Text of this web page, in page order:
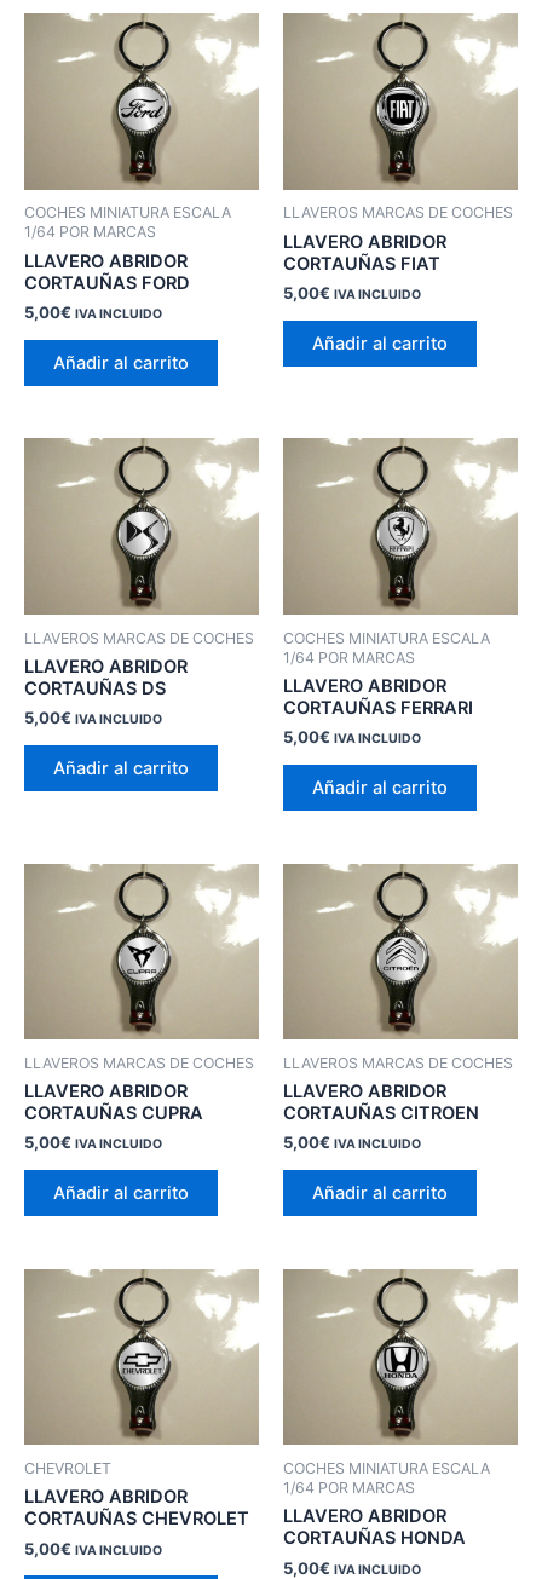
COCHES MINIATURA ESCALA
1/64 POR MARCAS
LLAVERO ABRIDOR
CORTAUÑAS FORD
5,00€ IVA INCLUIDO
Añadir al carrito
LLAVEROS MARCAS DE COCHES
LLAVERO ABRIDOR
CORTAUÑAS FIAT
5,00€ IVA INCLUIDO
Añadir al carrito
LLAVEROS MARCAS DE COCHES
LLAVERO ABRIDOR
CORTAUÑAS DS
5,00€ IVA INCLUIDO
Añadir al carrito
COCHES MINIATURA ESCALA
1/64 POR MARCAS
LLAVERO ABRIDOR
CORTAUÑAS FERRARI
5,00€ IVA INCLUIDO
Añadir al carrito
LLAVEROS MARCAS DE COCHES
LLAVERO ABRIDOR
CORTAUÑAS CUPRA
5,00€ IVA INCLUIDO
Añadir al carrito
LLAVEROS MARCAS DE COCHES
LLAVERO ABRIDOR
CORTAUÑAS CITROEN
5,00€ IVA INCLUIDO
Añadir al carrito
CHEVROLET
LLAVERO ABRIDOR
CORTAUÑAS CHEVROLET
5,00€ IVA INCLUIDO
COCHES MINIATURA ESCALA
1/64 POR MARCAS
LLAVERO ABRIDOR
CORTAUÑAS HONDA
5,00€ IVA INCLUIDO